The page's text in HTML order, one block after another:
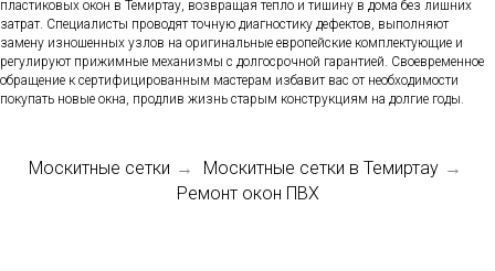
пластиковых окон в Темиртау, возвращая тепло и тишину в дома без лишних
затрат. Специалисты проводят точную диагностику дефектов, выполняют
замену изношенных узлов на оригинальные европейские комплектующие и
регулируют прижимные механизмы с долгосрочной гарантией. Своевременное
обращение к сертифицированным мастерам избавит вас от необходимости
покупать новые окна, продлив жизнь старым конструкциям на долгие годы.
Москитные сетки → Москитные сетки в Темиртау →
Ремонт окон ПВХ